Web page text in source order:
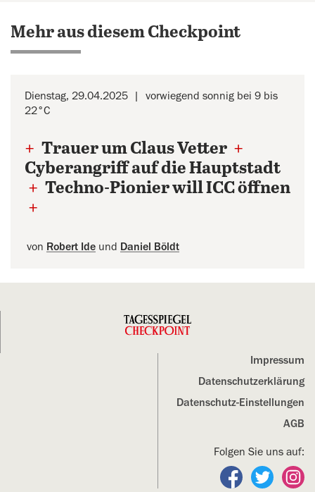
Mehr aus diesem Checkpoint
Dienstag, 29.04.2025
vorwiegend sonnig bei 9 bis
22°C
+ Trauer um Claus Vetter +
Cyberangriff auf die Hauptstadt
+ Techno-Pionier will ICC öffnen
+
von Robert Ide und Daniel Böldt
Impressum
Datenschutz­erklärung
Datenschutz-Einstellungen
AGB
Folgen Sie uns auf:
Folgen Sie